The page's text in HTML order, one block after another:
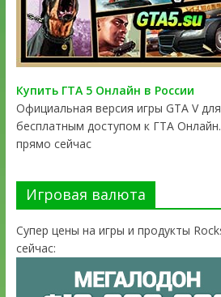
Купить ГТА 5 Онлайн в России
Официальная версия игры GTA V
бесплатным доступом к ГТА
прямо сейчас
Игровая валюта
Супер цены на игры и продукты
сейчас: